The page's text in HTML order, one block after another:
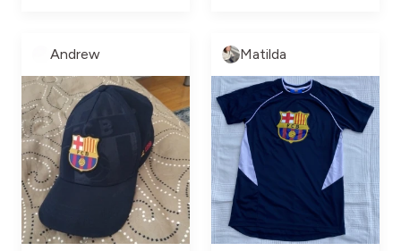
Andrew Matilda